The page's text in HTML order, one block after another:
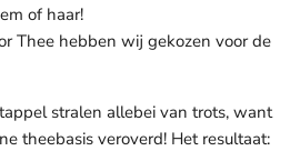
of haar!
Thee hebben wij gekozen voor de
stralen allebei van trots, want
theebasis veroverd! Het resultaat: